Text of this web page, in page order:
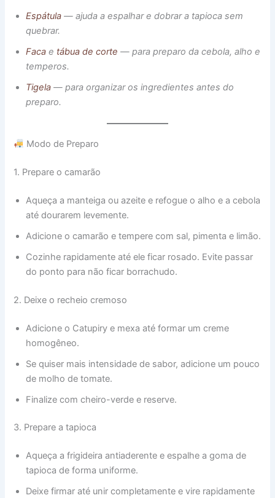
Espátula — ajuda a espalhar e dobrar a tapioca sem
quebrar.
Facae tábua de corte— para preparo da cebola, alho e
temperos.
Tigela — para organizar os ingredientes antes do
preparo.
Modo de Preparo
1. Prepare o camarão
Aqueça a manteiga ou azeite e refogue o alho e a cebola
até dourarem levemente.
Adicione o camarão e tempere com sal, pimenta e limão.
Cozinhe rapidamente até ele ficar rosado. Evite passar
do ponto para não ficar borrachudo.
2. Deixe o recheio cremoso
Adicione o Catupiry e mexa até formar um creme
homogêneo.
Se quiser mais intensidade de sabor, adicione um pouco
de molho de tomate.
Finalize com cheiro-verde e reserve.
3. Prepare a tapioca
Aqueça a frigideira antiaderente e espalhe a goma de
tapioca de forma uniforme.
Deixe firmar até unir completamente e vire rapidamente